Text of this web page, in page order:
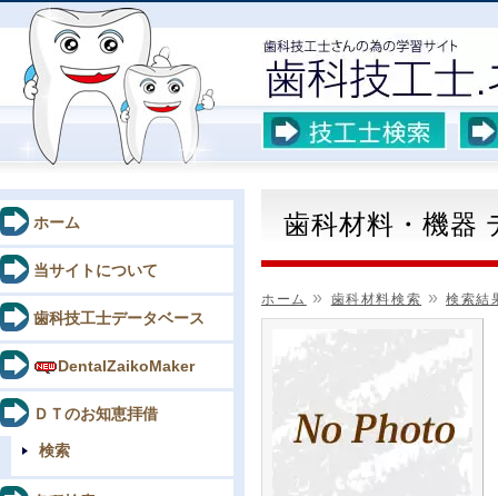
歯科材料・機器
ホーム » 歯科材料検索 »検索結
ホーム
当サイトについて
歯科技工士データベース
DentalZaikoMaker
ＤＴのお知恵拝借
検索